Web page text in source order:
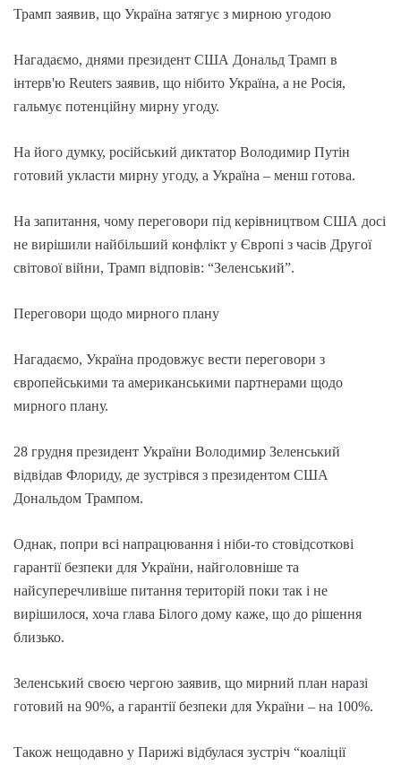
Трамп заявив, що Україна затягує з мирною угодою
Нагадаємо, днями президент США Дональд Трамп в
інтерв'ю Reuters заявив, що нібито Україна, а не Росія,
гальмує потенційну мирну угоду.
На його думку, російський диктатор Володимир Путін
готовий укласти мирну угоду, а Україна – менш готова.
На запитання, чому переговори під керівництвом США досі
не вирішили найбільший конфлікт у Європі з часів Другої
світової війни, Трамп відповів: “Зеленський”.
Переговори щодо мирного плану
Нагадаємо, Україна продовжує вести переговори з
європейськими та американськими партнерами щодо
мирного плану.
28 грудня президент України Володимир Зеленський
відвідав Флориду, де зустрівся з президентом США
Дональдом Трампом.
Однак, попри всі напрацювання і ніби-то стовідсоткові
гарантії безпеки для України, найголовніше та
найсуперечливіше питання територій поки так і не
вирішилося, хоча глава Білого дому каже, що до рішення
близько.
Зеленський своєю чергою заявив, що мирний план наразі
готовий на 90%, а гарантії безпеки для України – на 100%.
Також нещодавно у Парижі відбулася зустріч “коаліції